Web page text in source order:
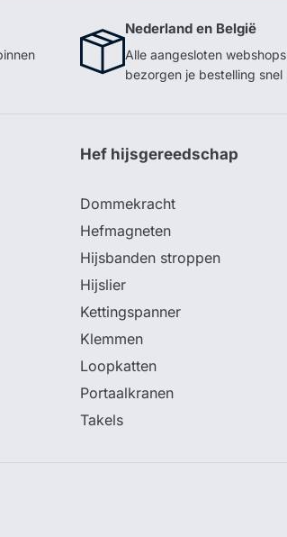
Nederland en België
Alle aangesloten webshops
bezorgen je bestelling snel
Hef hijsgereedschap
Dommekracht
Hefmagneten
Hijsbanden stroppen
Hijslier
Kettingspanner
Klemmen
Loopkatten
Portaalkranen
Takels